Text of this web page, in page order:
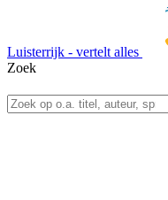
Luisterrijk - vertelt alles
Zoek